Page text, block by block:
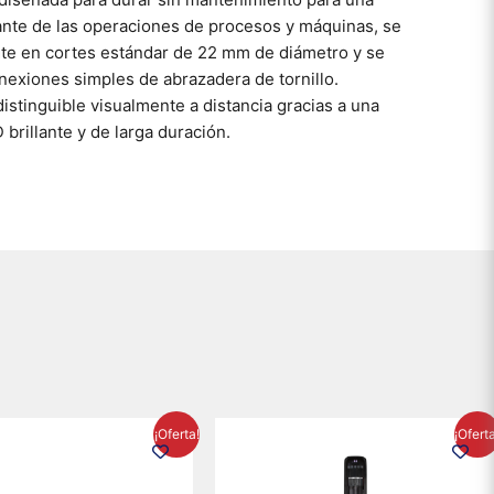
de las operaciones de procesos y máquinas, se
en cortes estándar de 22 mm de diámetro y se
simples de abrazadera de tornillo.
visualmente a distancia gracias a una
brillante y de larga duración.
¡Oferta!
precio
actual
original
era:
precio
actual